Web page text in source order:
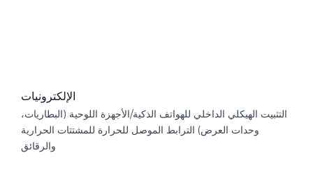
الإلكترونيات
التثبيت الهيكلي الداخلي للهواتف الذكية/الأجهزة اللوحية (البطاريات،
وحدات العرض) الترابط الموصل للحرارة للمشتتات الحرارية
والرقائق